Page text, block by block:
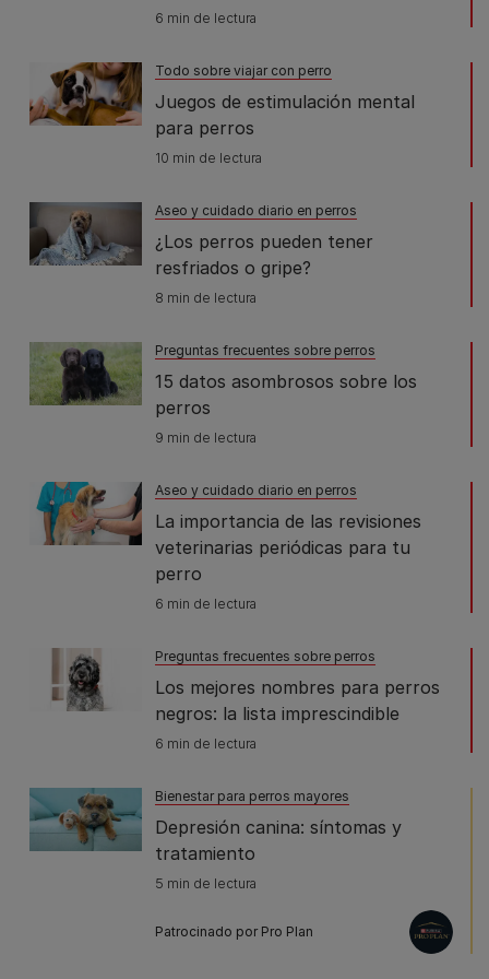
6 min de lectura
Todo sobre viajar con perro
Juegos de estimulación mental
para perros
10 min de lectura
Aseo y cuidado diario en perros
¿Los perros pueden tener
resfriados o gripe?
8 min de lectura
Preguntas frecuentes sobre perros
15 datos asombrosos sobre los
perros
9 min de lectura
Aseo y cuidado diario en perros
La importancia de las revisiones
veterinarias periódicas para tu
perro
6 min de lectura
Preguntas frecuentes sobre perros
Los mejores nombres para perros
negros: la lista imprescindible
6 min de lectura
Bienestar para perros mayores
Depresión canina: síntomas y
tratamiento
5 min de lectura
Patrocinado por Pro Plan